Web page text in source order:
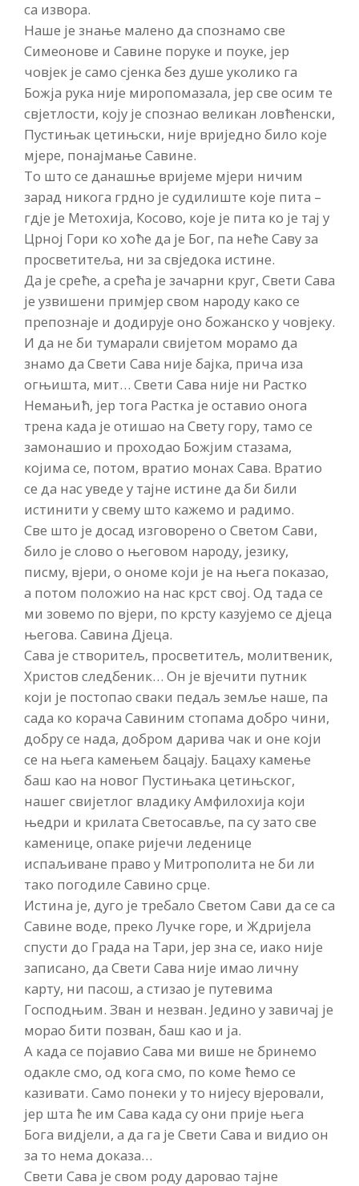
са извора.
Наше је знање малено да спознамо све
Симеонове и Савине поруке и поуке, јер
човјек је само сјенка без душе уколико га
Божја рука није миропомазала, јер све осим те
свјетлости, коју је спознао великан ловћенски,
Пустињак цетињски, није вриједно било које
мјере, понајмање Савине.
То што се данашње вријеме мјери ничим
зарад никога грдно је судилиште које пита –
гдје је Метохија, Косово, које је пита ко је тај у
Црној Гори ко хоће да је Бог, па неће Саву за
просветитеља, ни за свједока истине.
Да је среће, а срећа је зачарни круг, Свети Сава
је узвишени примјер свом народу како се
препознаје и додирује оно божанско у човјеку.
И да не би тумарали свијетом морамо да
знамо да Свети Сава није бајка, прича иза
огњишта, мит… Свети Сава није ни Растко
Немањић, јер тога Растка је оставио онога
трена када је отишао на Свету гору, тамо се
замонашио и проходао Божјим стазама,
којима се, потом, вратио монах Сава. Вратио
се да нас уведе у тајне истине да би били
истинити у свему што кажемо и радимо.
Све што је досад изговорено о Светом Сави,
било је слово о његовом народу, језику,
писму, вјери, о ономе који је на њега показао,
а потом положио на нас крст свој. Од тада се
ми зовемо по вјери, по крсту казујемо се дјеца
његова. Савина Дјеца.
Сава је створитељ, просветитељ, молитвеник,
Христов следбеник… Он је вјечити путник
који је постопао сваки педаљ земље наше, па
сада ко корача Савиним стопама добро чини,
добру се нада, добром дарива чак и оне који
се на њега камењем бацају. Бацаху камење
баш као на новог Пустињака цетињског,
нашег свијетлог владику Амфилохија који
њедри и крилата Светосавље, па су зато све
каменице, опаке ријечи леденице
испаљиване право у Митрополита не би ли
тако погодиле Савино срце.
Истина је, дуго је требало Светом Сави да се са
Савине воде, преко Лучке горе, и Ждријела
спусти до Града на Тари, јер зна се, иако није
записано, да Свети Сава није имао личну
карту, ни пасош, а стизао је путевима
Господњим. Зван и незван. Једино у завичај је
морао бити позван, баш као и ја.
А када се појавио Сава ми више не бринемо
одакле смо, од кога смо, по коме ћемо се
казивати. Само понеки у то нијесу вјеровали,
јер шта ће им Сава када су они прије њега
Бога видјели, а да га је Свети Сава и видио он
за то нема доказа…
Свети Сава је свом роду даровао тајне